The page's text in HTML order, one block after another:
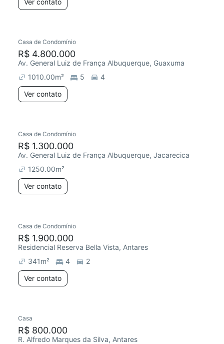
Ver contato
Casa de Condomínio
R$ 4.800.000
Av. General Luiz de França Albuquerque, Guaxuma
1010.00m² 5
4
Ver contato
Casa de Condomínio
R$ 1.300.000
Av. General Luiz de França Albuquerque, Jacarecica
1250.00m²
Ver contato
Casa de Condomínio
R$ 1.900.000
Residencial Reserva Bella Vista, Antares
341m² 4
2
Ver contato
Casa
R$ 800.000
R. Alfredo Marques da Silva, Antares